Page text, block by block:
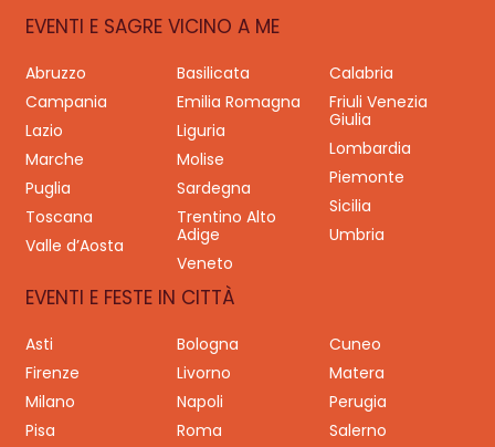
EVENTI E SAGRE VICINO A ME
Abruzzo Basilicata
Calabria
Campania
Emilia Romagna
Friuli Venezia
Giulia
Lazio
Liguria
Lombardia
Marche
Molise
Piemonte
Puglia
Sardegna
Sicilia
Toscana
Trentino Alto
Adige
Umbria
Valle d’Aosta
Veneto
EVENTI E FESTE IN CITTÀ
Asti Bologna
Cuneo
Firenze
Livorno
Matera
Milano
Napoli
Perugia
Pisa
Roma
Salerno